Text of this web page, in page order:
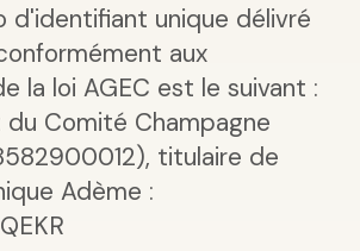
d'identifiant unique délivré
aux
la loi AGEC est le suivant :
du Comité Champagne
titulaire de
Adème :